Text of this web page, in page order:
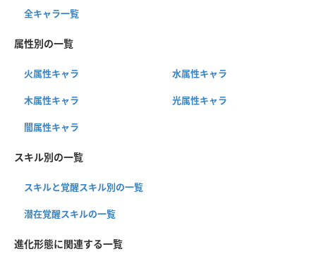
全キャラ一覧
属性別の一覧
火属性キャラ 水属性キャラ
木属性キャラ 光属性キャラ
闇属性キャラ
スキル別の一覧
スキルと覚醒スキル別の一覧
潜在覚醒スキルの一覧
進化形態に関連する一覧